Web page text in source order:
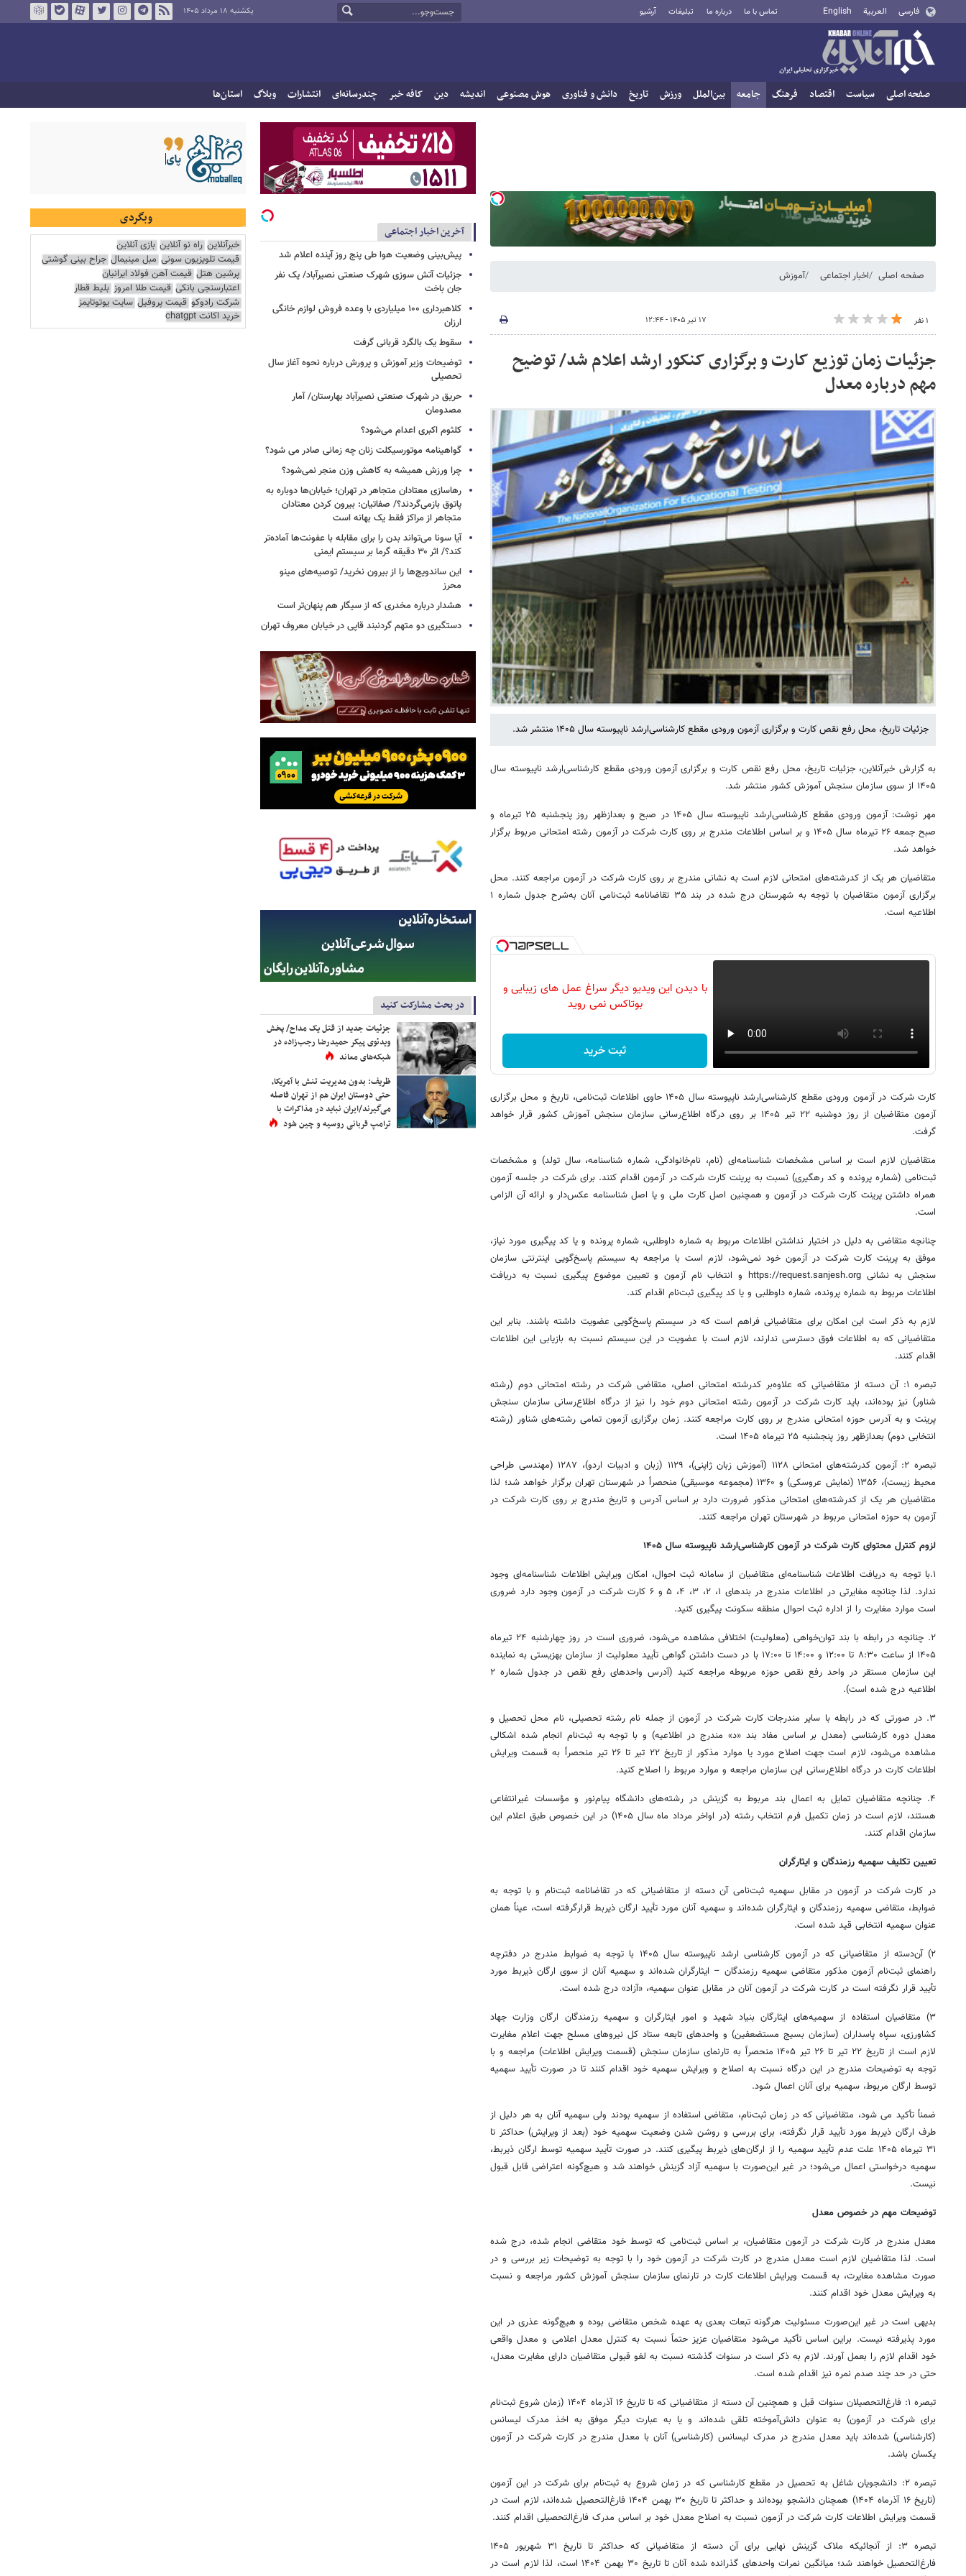
فارسی العربية English تماس با ما درباره ما تبلیغات آرشیو یکشنبه ۱۸ مرداد ۱۴۰۵
صفحه اصلی سیاست اقتصاد فرهنگ جامعه بین‌الملل ورزش تاریخ دانش و فناوری هوش مصنوعی اندیشه دین کافه خبر چندرسانه‌ای انتشارات وبلاگ استان‌ها
صفحه اصلی اخبار اجتماعی آموزش
۱ نفر ۱۷ تیر ۱۴۰۵ - ۱۲:۴۴
جزئیات زمان توزیع کارت و برگزاری کنکور ارشد اعلام شد/ توضیح
مهم‌ درباره معدل
جزئیات تاریخ‌، محل‌ رفع نقص کارت و برگزاری‌ آزمون‌ ورودی مقطع کارشناسی‌ارشد ناپیوسته‌ سال‌ ۱۴۰۵ منتشر شد.
به گزارش خبرآنلاین، جزئیات تاریخ‌، محل‌ رفع نقص کارت و برگزاری‌ آزمون‌ ورودی مقطع کارشناسی‌ارشد ناپیوسته‌ سال‌
۱۴۰۵ از سوی سازمان سنجش آموزش کشور منتشر شد.
مهر نوشت: آزمون‌ ورودی مقطع کارشناسی‌ارشد ناپیوسته‌ سال‌ ۱۴۰۵ در صبح و بعدازظهر روز پنجشنبه ۲۵ تیرماه و
صبح جمعه ۲۶ تیرماه سال ۱۴۰۵ و بر اساس اطلاعات مندرج بر روی کارت شرکت در آزمون رشته امتحانی مربوط برگزار
خواهد شد.
متقاضیان هر یک‌ از کدرشته‌های امتحانی‌ لازم‌ است‌ به نشانی مندرج بر روی کارت شرکت در آزمون مراجعه کنند. محل
برگزاری آزمون متقاضیان با توجه به شهرستان درج شده در بند ۳۵ تقاضانامه ثبت‌نامی آنان به‌شرح جدول شماره ۱
اطلاعیه است.
با دیدن این ویدیو دیگر سراغ عمل های زیبایی و
بوتاکس نمی روید
ثبت خرید
کارت شرکت در آزمون‌ ورودی مقطع کارشناسی‌ارشد ناپیوسته‌ سال‌ ۱۴۰۵ حاوی اطلاعات ثبت‌نامی، تاریخ و محل برگزاری
آزمون متقاضیان از روز دوشنبه ۲۲ تیر ۱۴۰۵ بر روی درگاه اطلاع‌رسانی سازمان سنجش آموزش کشور قرار خواهد
گرفت.
متقاضیان لازم است بر اساس مشخصات شناسنامه‌ای (نام‌، نام‌خانوادگی، شماره شناسنامه، سال تولد) و مشخصات
ثبت‌نامی (شماره پرونده و کد رهگیری) نسبت به پرینت کارت شرکت در آزمون اقدام کنند. برای شرکت در جلسه آزمون
همراه داشتن پرینت کارت شرکت در آزمون و همچنین اصل کارت ملی و یا اصل شناسنامه عکس‌دار و ارائه آن الزامی
است.
چنانچه متقاضی به دلیل در اختیار نداشتن اطلاعات مربوط به شماره داوطلبی، شماره پرونده و یا کد پیگیری مورد نیاز،
موفق به پرینت کارت شرکت در آزمون خود نمی‌شود، لازم است با مراجعه به سیستم پاسخ‌گویی اینترنتی سازمان
سنجش به نشانی https://request.sanjesh.org و انتخاب نام آزمون و تعیین موضوع پیگیری نسبت به دریافت
اطلاعات مربوط به شماره پرونده، شماره داوطلبی و یا کد پیگیری ثبت‌نام اقدام کند.
لازم به ذکر است این امکان برای متقاضیانی فراهم است که در سیستم پاسخ‌گویی عضویت داشته باشند. بنابر این
متقاضیانی که به اطلاعات فوق دسترسی ندارند، لازم است با عضویت در این سیستم نسبت به بازیابی این اطلاعات
اقدام کنند.
تبصره ۱: آن دسته از متقاضیانی که علاوه‌بر کدرشته امتحانی اصلی، متقاضی شرکت در رشته امتحانی دوم (رشته‌
شناور) نیز بوده‌اند، باید کارت شرکت در آزمون رشته امتحانی دوم خود را نیز از درگاه اطلاع‌رسانی سازمان سنجش
پرینت و به آدرس حوزه امتحانی مندرج بر روی کارت مراجعه کنند. زمان برگزاری آزمون تمامی رشته‌های شناور (رشته
انتخابی دوم) بعدازظهر روز پنجشنبه ۲۵ تیرماه ۱۴۰۵ است.
تبصره ۲: آزمون‌ کدرشته‌های امتحانی ۱۱۲۸ (آموزش زبان ژاپنی)، ۱۱۲۹ (زبان و ادبیات اردو)، ۱۲۸۷ (مهندسی طراحی
محیط زیست)، ۱۳۵۶ (نمایش عروسکی) و ‌۱۳۶۰ (مجموعه موسیقی‌) منحصراً در شهرستان تهران‌ برگزار خواهد شد؛ لذا
متقاضیان هر یک از کدرشته‌های امتحانی مذکور ضرورت‌ دارد بر اساس‌ آدرس و تاریخ مندرج بر روی کارت شرکت در
آزمون به حوزه امتحانی مربوط در شهرستان تهران مراجعه کنند.
لزوم کنترل محتوای کارت شرکت در آزمون‌ کارشناسی‌ارشد ناپیوسته‌ سال‌ ۱۴۰۵
۱.با توجه به دریافت اطلاعات شناسنامه‌ای متقاضیان از سامانه ثبت احوال، امکان ویرایش اطلاعات شناسنامه‌ای وجود
ندارد. لذا چنانچه مغایرتی در اطلاعات مندرج در بندهای ۱، ۲، ۳، ۴، ۵ و ۶ کارت شرکت در آزمون وجود دارد ضروری
است موارد مغایرت را از اداره ثبت احوال منطقه سکونت پیگیری کنید.
۲. چنانچه‌ در رابطه با بند توان‌خواهی (معلولیت) اختلافی مشاهده می‌شود، ضروری است در روز چهارشنبه ۲۴ تیرماه
۱۴۰۵ از ساعت ۸:۳۰ تا ۱۲:۰۰ و ۱۴:۰۰ تا ۱۷:۰۰ با در دست داشتن گواهی تأیید معلولیت از سازمان بهزیستی به نماینده
این سازمان مستقر در واحد رفع نقص حوزه مربوطه مراجعه کنید (آدرس واحدهای رفع نقص در جدول شماره ۲
اطلاعیه درج شده است).
۳. در صورتی که‌ در رابطه‌ با سایر مندرجات‌ کارت شرکت در آزمون از جمله نام رشته تحصیلی، نام محل تحصیل و
معدل دوره کارشناسی (معدل بر اساس مفاد بند «د‍» مندرج در اطلاعیه) و با توجه‌ به‌ ثبت‌نام انجام شده اشکالی‌
مشاهده‌ می‌شود، لازم است جهت اصلاح مورد یا موارد مذکور از تاریخ ۲۲ تیر تا ۲۶ تیر منحصراً به قسمت ویرایش
اطلاعات کارت در درگاه اطلاع‌رسانی این سازمان مراجعه و موارد مربوط را اصلاح کنید.
۴. چنانچه متقاضیان تمایل به اعمال بند مربوط به گزینش در رشته‌های دانشگاه پیام‌نور و مؤسسات غیرانتفاعی
هستند، لازم است در زمان تکمیل فرم انتخاب رشته (در اواخر مرداد ماه سال ۱۴۰۵) در این خصوص طبق اعلام این
سازمان اقدام کنند.
تعیین تکلیف سهمیه رزمندگان و ایثارگران
در کارت شرکت در آزمون در مقابل سهمیه‌ ثبت‌نامی‌ آن دسته از متقاضیانی که در تقاضانامه ثبت‌نام و با توجه به
ضوابط، متقاضی سهمیه رزمندگان و ایثارگران شده‌اند و سهمیه آنان مورد تأیید ارگان ذیربط قرارگرفته است، عیناً همان
عنوان سهمیه انتخابی قید شده است.
۲) آن‌دسته از متقاضیانی که در آزمون کارشناسی ارشد ناپیوسته سال ۱۴۰۵ با توجه به ضوابط مندرج در دفترچه
راهنمای ثبت‌نام آزمون مذکور متقاضی سهمیه رزمندگان – ایثارگران شده‌اند و سهمیه آنان از سوی ارگان ذیربط مورد
تأیید قرار نگرفته است در کارت شرکت در آزمون آنان در مقابل عنوان سهمیه، «آزاد» درج شده است.
۳) متقاضیان استفاده از سهمیه‌های ایثارگان بنیاد شهید و امور ایثارگران و سهمیه رزمندگان ارگان وزارت جهاد
کشاورزی، سپاه پاسداران (سازمان بسیج مستضعفین) و واحدهای تابعه ستاد کل نیروهای مسلح جهت اعلام مغایرت
لازم است از تاریخ ۲۲ تیر تا ۲۶ تیر ۱۴۰۵ منحصراً به تارنمای سازمان سنجش (قسمت ویرایش اطلاعات) مراجعه و با
توجه به توضیحات مندرج در این درگاه نسبت به اصلاح و ویرایش سهمیه خود اقدام کنند تا در صورت تأیید سهمیه
توسط ارگان مربوط، سهمیه برای آنان اعمال شود.
ضمناً تأکید می شود، متقاضیانی که در زمان ثبت‌نام، متقاضی استفاده از سهمیه بودند ولی سهمیه آنان به هر دلیل از
طرف ارگان ذیربط مورد تأیید قرار نگرفته، برای بررسی و روشن شدن وضعیت سهمیه خود (بعد از ویرایش) حداکثر تا
۳۱ تیرماه ۱۴۰۵ علت عدم تأیید سهمیه را از ارگان‌های ذیربط پیگیری کنند. در صورت تأیید سهمیه توسط ارگان ذیربط،
سهمیه درخواستی اعمال می‌شود؛ در غیر این‌صورت با سهمیه آزاد گزینش خواهند شد و هیچ‌گونه اعتراضی قابل قبول
نیست.
توضیحات مهم‌ در خصوص معدل
معدل مندرج در کارت شرکت در آزمون متقاضیان، بر اساس ثبت‌نامی که توسط خود متقاضی انجام شده، درج شده
است. لذا متقاضیان لازم است معدل مندرج در کارت شرکت در آزمون خود را با توجه به توضیحات زیر بررسی و در
صورت مشاهده مغایرت، به قسمت ویرایش اطلاعات کارت در تارنمای سازمان سنجش آموزش کشور مراجعه و نسبت
به ویرایش معدل خود اقدام کنند.
بدیهی است در غیر این‌صورت مسئولیت هرگونه تبعات بعدی به عهده شخص متقاضی بوده و هیچ‌گونه عذری در این
مورد پذیرفته نیست. براین اساس تأکید می‌شود متقاضیان عزیز حتماً نسبت به کنترل معدل اعلامی و معدل واقعی
خود اقدام لازم را بعمل آورند. لازم به ذکر است در سنوات گذشته نسبت به لغو قبولی متقاضیان دارای مغایرت معدل،
حتی در حد چند صدم نمره نیز اقدام شده است.
تبصره ‌۱: فارغ‌التحصیلان سنوات قبل و همچنین آن دسته از متقاضیانی که تا تاریخ ۱۶ آذرماه ۱۴۰۴ (زمان شروع ثبت‌نام
برای شرکت در آزمون) به عنوان دانش‌آموخته تلقی شده‌اند و یا به عبارت دیگر موفق به اخذ مدرک لیسانس
(کارشناسی) شده‌اند باید معدل‌ مندرج‌ در مدرک‌ لیسانس ‌(کارشناسی) آنان با معدل مندرج در کارت شرکت در آزمون
یکسان باشد.
تبصره ‌۲: دانشجویان‌ شاغل‌ به‌ تحصیل‌ در مقطع کارشناسی که در زمان شروع به ثبت‌نام برای شرکت در این آزمون
(تاریخ ۱۶ آذرماه ۱۴۰۴) همچنان دانشجو بوده‌اند و حداکثر تا تاریخ ۳۰ بهمن ۱۴۰۴ فارغ‌التحصیل شده‌اند، لازم است در
قسمت ویرایش اطلاعات کارت شرکت در آزمون نسبت به اصلاح معدل خود بر اساس مدرک فارغ‌التحصیلی اقدام کنند.
تبصره ۳: از آنجائیکه ملاک گزینش نهایی برای آن دسته از متقاضیانی که حداکثر تا تاریخ ۳۱ شهریور ۱۴۰۵
فارغ‌التحصیل خواهند شد؛ میانگین نمرات واحدهای گذرانده شده آنان تا تاریخ ۳۰ بهمن ۱۴۰۴ است، لذا لازم است در
آخرین اخبار اجتماعی
پیش‌بینی وضعیت هوا طی پنج روز آینده اعلام شد
جزئیات آتش سوزی شهرک صنعتی نصیرآباد/ یک نفر
جان باخت
کلاهبرداری ۱۰۰ میلیاردی با وعده فروش لوازم خانگی
ارزان
سقوط یک بالگرد قربانی گرفت
توضیحات وزیر آموزش و پرورش درباره نحوه آغاز سال
تحصیلی
حریق در شهرک صنعتی نصیرآباد بهارستان/ آمار
مصدومان
کلثوم اکبری اعدام می‌شود؟
گواهینامه موتورسیکلت زنان چه زمانی صادر می شود؟
چرا ورزش همیشه به کاهش وزن منجر نمی‌شود؟
رهاسازی معتادان متجاهر در تهران؛ خیابان‌ها دوباره به
پاتوق بازمی‌گردند؟/ صفاتیان: بیرون کردن معتادان
متجاهر از مراکز فقط یک بهانه است
آیا سونا می‌تواند بدن را برای مقابله با عفونت‌ها آماده‌تر
کند؟/ اثر ۳۰ دقیقه گرما بر سیستم ایمنی
این ساندویچ‌ها را از بیرون نخرید/ توصیه‌های مینو
محرز
هشدار درباره مخدری که از سیگار هم پنهان‌تر است
دستگیری دو متهم گردنبند قاپی در خیابان معروف تهران
در بحث مشارکت کنید
جزئیات جدید از قتل یک مداح/ پخش
ویدئوی پیکر حمیدرضا رجب‌زاده در
شبکه‌های معاند
ظریف: بدون مدیریت تنش با آمریکا،
حتی دوستان ایران هم از تهران فاصله
می‌گیرند/ایران نباید در مذاکرات با
ترامپ قربانی روسیه و چین شود
وبگردی
خبرآنلاین راه نو آنلاین بازی آنلاین
قیمت تلویزیون سونی مبل مینیمال جراح بینی گوشتی
پرشین هتل قیمت آهن فولاد ایرانیان
اعتبارسنجی بانکی قیمت طلا امروز بلیط قطار
شرکت رادوکو قیمت پروفیل سایت یوتوتایمز
خرید اکانت chatgpt